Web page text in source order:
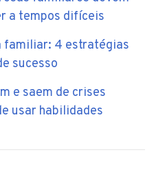
a tempos difíceis
familiar: 4 estratégias
sucesso
e saem de crises
usar habilidades